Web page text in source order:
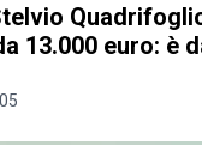
13.000 euro: è